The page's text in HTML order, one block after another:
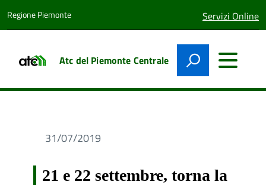
Regione Piemonte lingua
attiva:
Servizi Online
Atc del Piemonte Centrale
31/07/2019
21 e 22 settembre, torna la